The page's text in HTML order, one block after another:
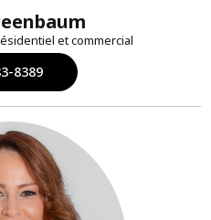
et commercial
8389